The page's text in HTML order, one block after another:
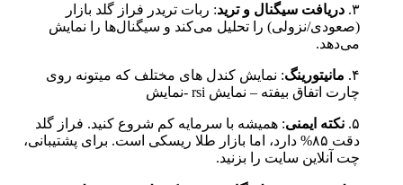
۳. دریافت سیگنال و ترید: ربات تریدر فراز گلد بازار
(صعودی/نزولی) را تحلیل می‌کند و سیگنال‌ها را نمایش
می‌دهد.
۴. مانیتورینگ: نمایش کندل های مختلف که میتونه روی
چارت اتفاق بیفته – نمایش rsi -نمایش
۵. نکته ایمنی: همیشه با سرمایه کم شروع کنید. فراز گلد
دقت ۸۵% دارد، اما بازار طلا ریسکی است. برای پشتیبانی،
چت آنلاین سایت را بزنید.